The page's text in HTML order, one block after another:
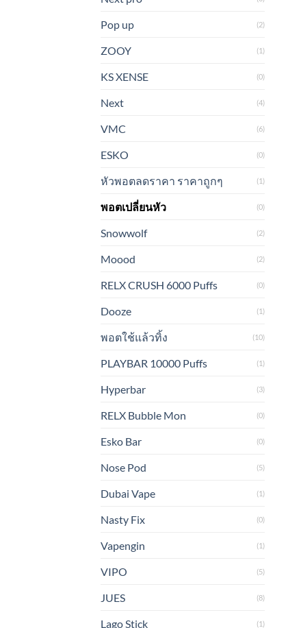
Pop up (2)
ZOOY (1)
KS XENSE (0)
Next (4)
VMC (6)
ESKO (0)
หัวพอตลดราคา ราคาถูกๆ (1)
พอตเปลี่ยนหัว (0)
Snowwolf (2)
Moood (2)
RELX CRUSH 6000 Puffs (0)
Dooze (1)
พอตใช้แล้วทิ้ง (10)
PLAYBAR 10000 Puffs (1)
Hyperbar (3)
RELX Bubble Mon (0)
Esko Bar (0)
Nose Pod (5)
Dubai Vape (1)
Nasty Fix (0)
Vapengin (1)
VIPO (5)
JUES (8)
Lago Stick (1)